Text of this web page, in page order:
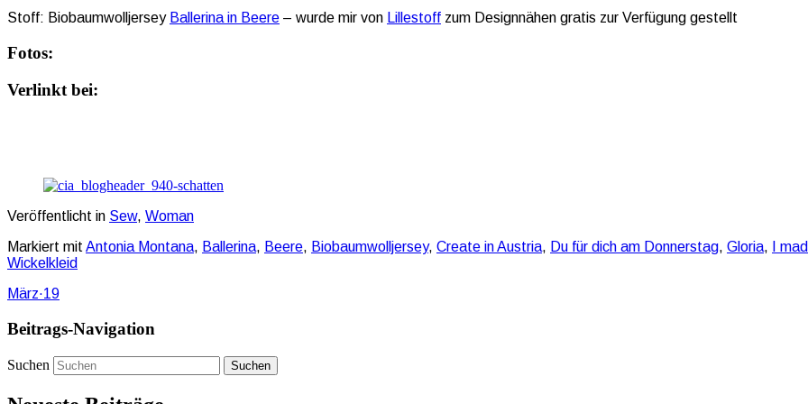
Stoff: Biobaumwolljersey Ballerina in Beere – wurde mir von Lillestoff zum Designnähen gratis zur Verfügung gestellt
Fotos:
Verlinkt bei:
Veröffentlicht in Sew, Woman
Markiert mit Antonia Montana, Ballerina, Beere, Biobaumwolljersey, Create in Austria, Du für dich am Donnerstag, Gloria, I
Wickelkleid
März·19
Beitrags-Navigation
Suchen